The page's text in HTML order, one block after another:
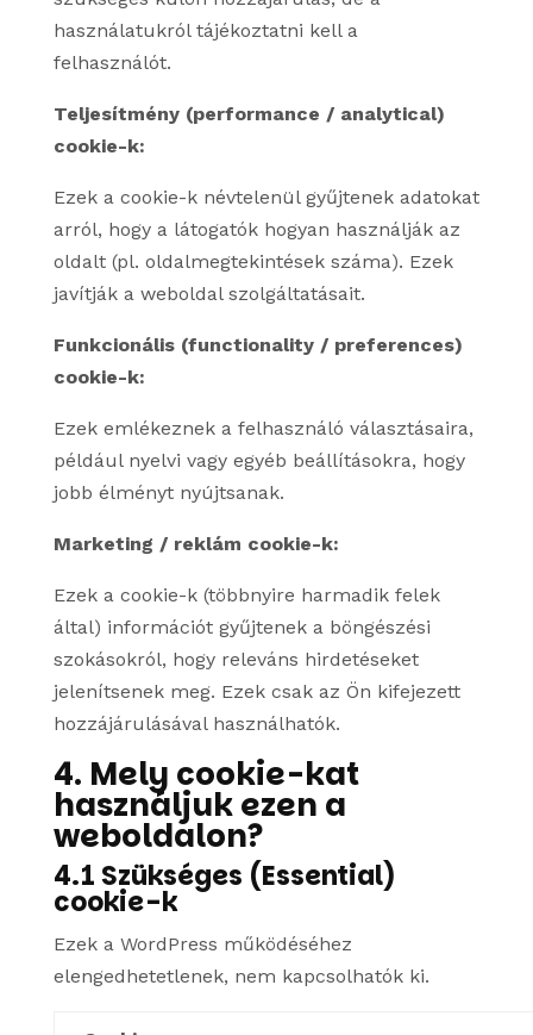
használatukról tájékoztatni kell a
felhasználót.
Teljesítmény (performance / analytical)
cookie-k:
Ezek a cookie-k névtelenül gyűjtenek adatokat
arról, hogy a látogatók hogyan használják az
oldalt (pl. oldalmegtekintések száma). Ezek
javítják a weboldal szolgáltatásait.
Funkcionális (functionality / preferences)
cookie-k:
Ezek emlékeznek a felhasználó választásaira,
például nyelvi vagy egyéb beállításokra, hogy
jobb élményt nyújtsanak.
Marketing / reklám cookie-k:
Ezek a cookie-k (többnyire harmadik felek
által) információt gyűjtenek a böngészési
szokásokról, hogy releváns hirdetéseket
jelenítsenek meg. Ezek csak az Ön kifejezett
hozzájárulásával használhatók.
4. Mely cookie-kat
használjuk ezen a
weboldalon?
4.1 Szükséges (Essential)
cookie-k
Ezek a WordPress működéséhez
elengedhetetlenek, nem kapcsolhatók ki.